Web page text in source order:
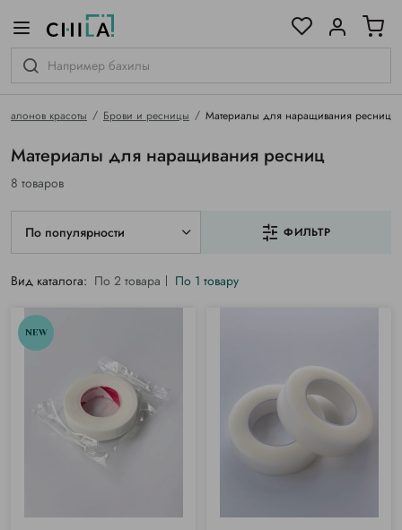
красоты Брови и ресницы Материалы для наращивания ресниц
Материалы для наращивания ресниц
8 товаров
По популярности ФИЛЬТР
Вид каталога: По 2 товара По 1 товару
NEW
гамме